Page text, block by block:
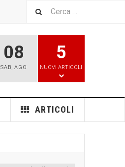
08
SAB, AGO
5
NUOVI ARTICOLI
ARTICOLI